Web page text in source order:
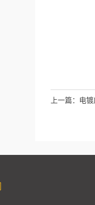
上一篇： 电